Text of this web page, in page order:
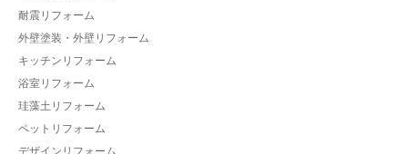
耐震リフォーム
外壁塗装・外壁リフォーム
キッチンリフォーム
浴室リフォーム
珪藻土リフォーム
ペットリフォーム
デザインリフォーム